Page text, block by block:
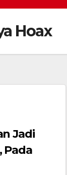
Hoax
Jadi
Pada